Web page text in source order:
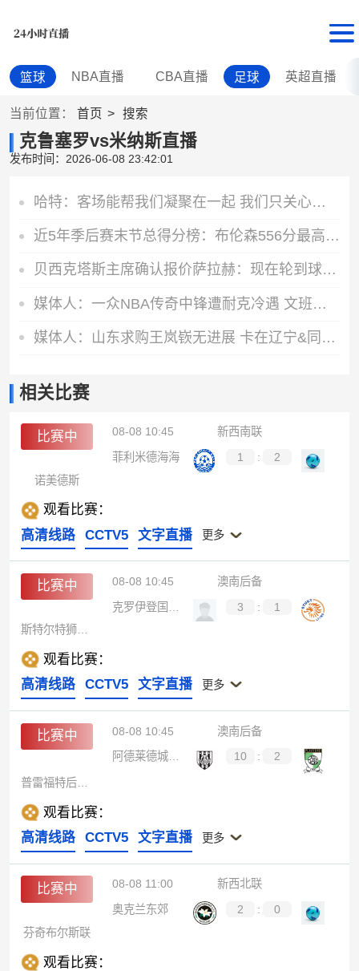
篮球 NBA直播 CBA直播 足球 英超直播
当前位置： 首页 搜索
克鲁塞罗vs米纳斯直播
发布时间：2026-06-08 23:42:01
哈特：客场能帮我们凝聚在一起 我们只关心胜利&其他的都不在乎
近5年季后赛末节总得分榜：布伦森556分最高 双探花居第二三位
贝西克塔斯主席确认报价萨拉赫：现在轮到球员方面做决定
媒体人：一众NBA传奇中锋遭耐克冷遇 文班亚马球鞋待遇领跑前贤
媒体人：山东求购王岚嵚无进展 卡在辽宁&同曦提前结束租借补偿上
相关比赛
比赛中 08-08 10:45
新西南联
菲利米德海海
1 :
2
诺美德斯
观看比赛：
高清线路
CCTV5 文字直播 更多
比赛中 08-08 10:45
澳南后备
3 :
1
斯特尔特狮后备队
观看比赛：
高清线路
CCTV5 文字直播 更多
比赛中 08-08 10:45
澳南后备
阿德莱德城后备队
10 : 2
普雷福特后备队
观看比赛：
高清线路
CCTV5 文字直播 更多
比赛中 08-08 11:00
新西北联
奥克兰东郊
2 :
0
芬奇布尔斯联
观看比赛：